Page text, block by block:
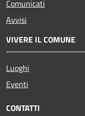
Comunicati
Avvisi
VIVERE IL COMUNE
Luoghi
Eventi
CONTATTI